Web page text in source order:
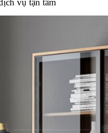
vụ tận tâm